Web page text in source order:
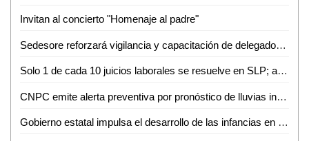
Invitan al concierto "Homenaje al padre"
Sedesore reforzará vigilancia y capacitación de delegados rumbo al proceso electoral de 2027: Rosario Martínez
Solo 1 de cada 10 juicios laborales se resuelve en SLP; apuestan por conciliación
CNPC emite alerta preventiva por pronóstico de lluvias intensas derivadas del potencial ciclón uno
Gobierno estatal impulsa el desarrollo de las infancias en comunidades indígenas